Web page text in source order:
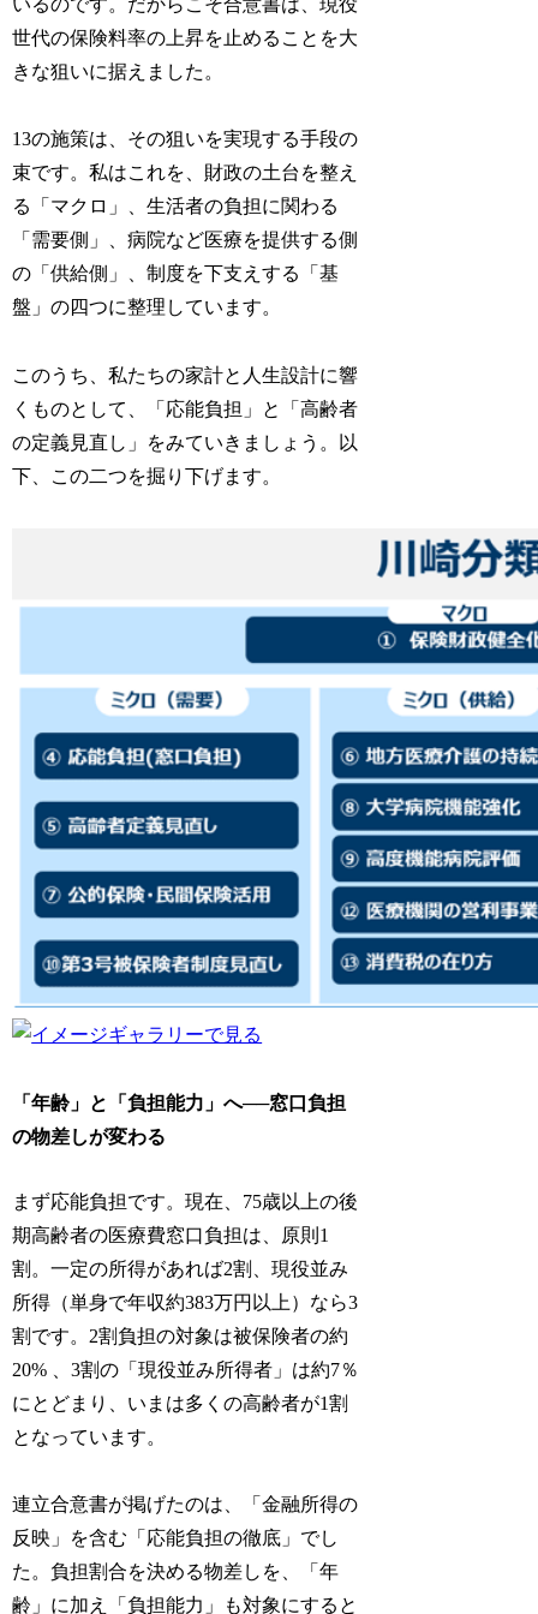
世代の保険料率の上昇を止めることを大
きな狙いに据えました。
13の施策は、その狙いを実現する手段の
束です。私はこれを、財政の土台を整え
る「マクロ」、生活者の負担に関わる
「需要側」、病院など医療を提供する側
の「供給側」、制度を下支えする「基
盤」の四つに整理しています。
このうち、私たちの家計と人生設計に響
くものとして、「応能負担」と「高齢者
の定義見直し」をみていきましょう。以
下、この二つを掘り下げます。
「年齢」と「負担能力」へ──窓口負担
の物差しが変わる
まず応能負担です。現在、75歳以上の後
期高齢者の医療費窓口負担は、原則1
割。一定の所得があれば2割、現役並み
所得（単身で年収約383万円以上）なら3
割です。2割負担の対象は被保険者の約
20% 、3割の「現役並み所得者」は約7％
にとどまり、いまは多くの高齢者が1割
となっています。
連立合意書が掲げたのは、「金融所得の
反映」を含む「応能負担の徹底」でし
た。負担割合を決める物差しを、「年
齢」に加え「負担能力」も対象にすると